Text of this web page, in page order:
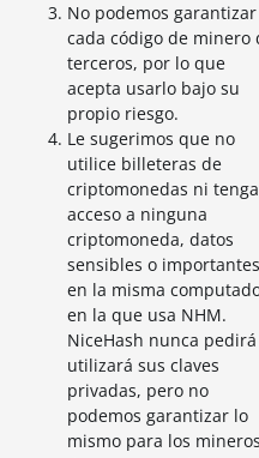
No podemos garantizar
cada código de minero
terceros, por lo que
acepta usarlo bajo su
propio riesgo.
Le sugerimos que no
utilice billeteras de
criptomonedas ni tenga
acceso a ninguna
criptomoneda, datos
sensibles o importantes
en la misma
en la que usa NHM.
NiceHash nunca
utilizará sus claves
privadas, pero no
podemos garantizar lo
mismo para los mineros